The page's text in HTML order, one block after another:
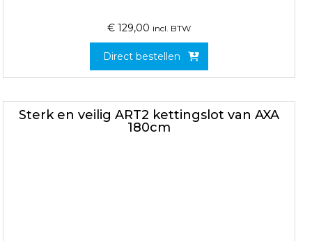
€ 129,00 incl. BTW
Direct bestellen
Sterk en veilig ART2 kettingslot van AXA
180cm